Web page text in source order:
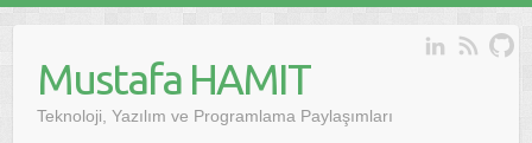
contentMustafa HAMIT
Teknoloji, Yazılım ve Programlama Paylaşımları